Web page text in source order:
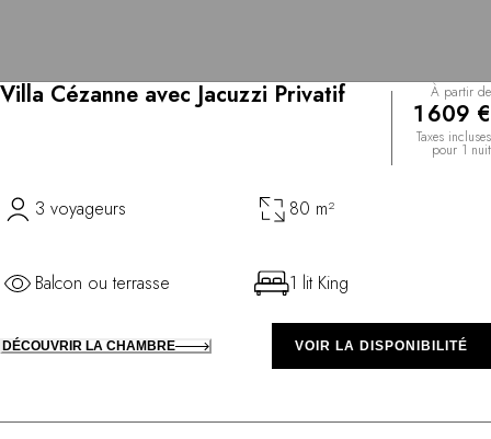
Villa Cézanne avec Jacuzzi Privatif À partir de
1 609 €
Taxes incluses
pour 1 nuit
3 voyageurs 80 m²
Balcon ou terrasse 1 lit King
DÉCOUVRIR LA CHAMBRE VOIR LA DISPONIBILITÉ